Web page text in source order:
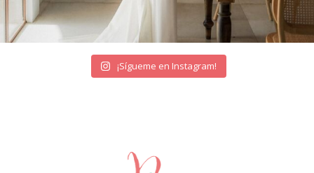
¡Sígueme en Instagram!